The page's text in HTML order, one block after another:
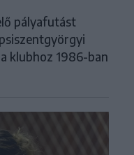
pályafutást
klubhoz 1986-ban